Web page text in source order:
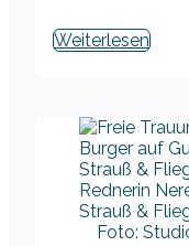
Weiterlesen
Foto: